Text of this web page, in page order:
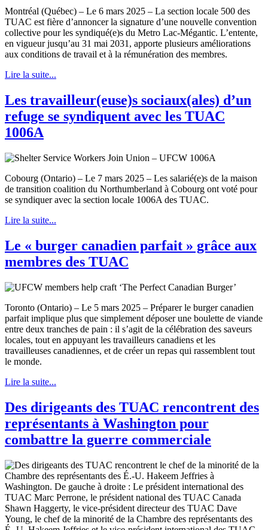
Montréal (Québec) – Le 6 mars 2025 – La section locale 500 des
TUAC est fière d’annoncer la signature d’une nouvelle convention
collective pour les syndiqué(e)s du Metro Lac-Mégantic. L’entente,
en vigueur jusqu’au 31 mai 2031, apporte plusieurs améliorations
aux conditions de travail et à la rémunération des membres.
Lire la suite...
Les travailleur(euse)s sociaux(ales) d’un
refuge se syndiquent avec les TUAC
1006A
Cobourg (Ontario) – Le 7 mars 2025 – Les salarié(e)s de la maison
de transition coalition du Northumberland à Cobourg ont voté pour
se syndiquer avec la section locale 1006A des TUAC.
Lire la suite...
Le « burger canadien parfait » grâce aux
membres des TUAC
Toronto (Ontario) – Le 5 mars 2025 – Préparer le burger canadien
parfait implique plus que simplement déposer une boulette de viande
entre deux tranches de pain : il s’agit de la célébration des saveurs
locales, tout en appuyant les travailleurs canadiens et les
travailleuses canadiennes, et de créer un repas qui rassemblent tout
le monde.
Lire la suite...
Des dirigeants des TUAC rencontrent des
représentants à Washington pour
combattre la guerre commerciale